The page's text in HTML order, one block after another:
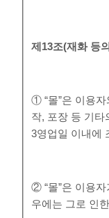
제 13조(재화 등
① “몰”은 이용
작, 포장 등 기타
3영업일 이내에
② “몰”은 이용
우에는 그로 인